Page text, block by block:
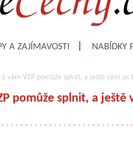
A ZAJÍMAVOSTI NABÍDKY
vám VZP pomůže splnit, a ještě vám za
pomůže splnit, a ještě